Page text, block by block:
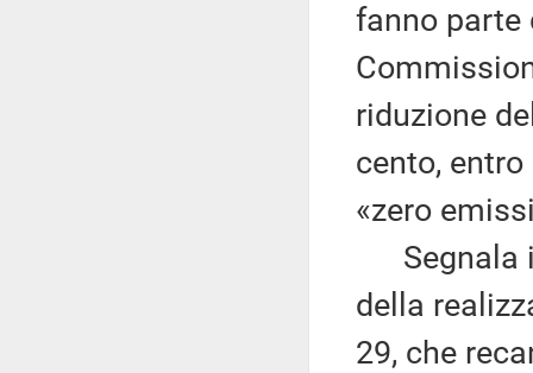
fanno parte
riduzione
cento,
«zero
Segnala
della
29, che